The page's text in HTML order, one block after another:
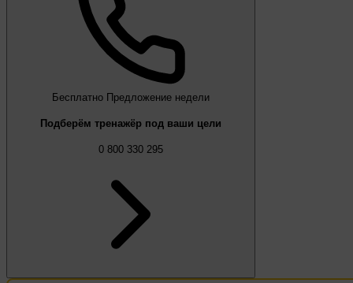
Бесплатно Предложение недели
Подберём тренажёр под ваши цели
0 800 330 295